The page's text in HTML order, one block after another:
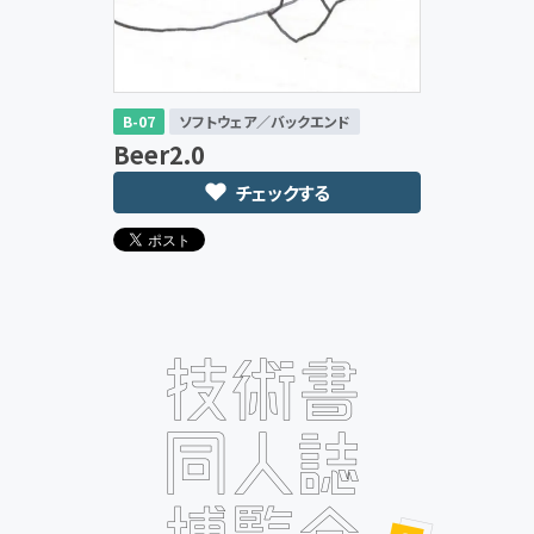
B-07 ソフトウェア／バックエンド
Beer2.0
チェックする